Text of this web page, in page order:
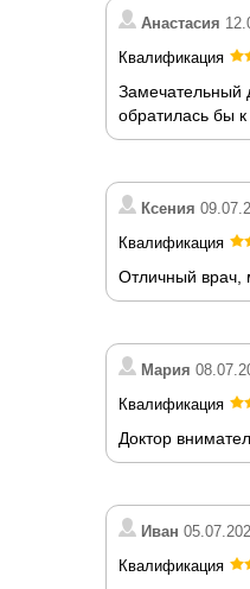
Анастасия
Квалификация
Замечательный
обратилась бы
Ксения
Квалификация
Отличный врач,
Мария
Квалификация
Доктор
Иван
Квалификация